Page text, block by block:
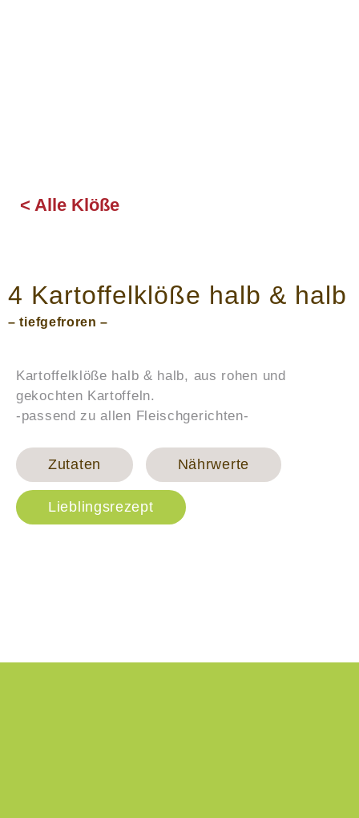
< Alle Klöße
4 Kartoffelklöße halb & halb
– tiefgefroren –
Kartoffelklöße halb & halb, aus rohen und
gekochten Kartoffeln.
-passend zu allen Fleischgerichten-
Zutaten Nährwerte
Lieblingsrezept